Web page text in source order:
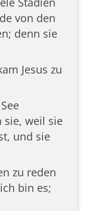
von den
denn sie
Jesus zu
sie, weil sie
und sie
zu reden
bin es;